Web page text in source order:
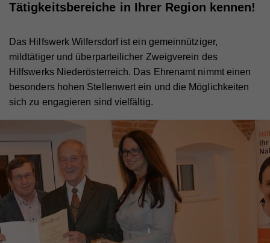
Tätigkeitsbereiche in Ihrer Region kennen!
Das Hilfswerk Wilfersdorf ist ein gemeinnütziger,
mildtätiger und überparteilicher Zweigverein des
Hilfswerks Niederösterreich. Das Ehrenamt nimmt einen
besonders hohen Stellenwert ein und die Möglichkeiten
sich zu engagieren sind vielfältig.